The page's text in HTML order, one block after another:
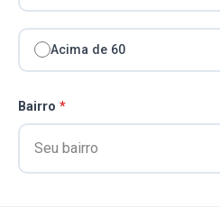
Acima de 60
Bairro *
REURB – NÚCLEO
VALE DAS EMAS –
01/2026